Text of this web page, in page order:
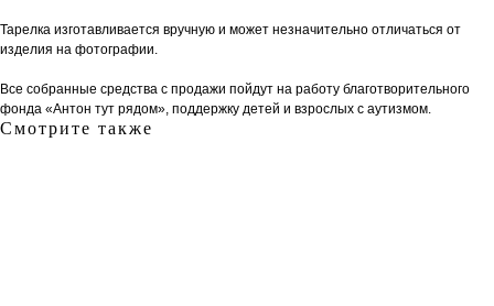
Тарелка изготавливается вручную и может незначительно отличаться от
изделия на фотографии.
Все собранные средства с продажи пойдут на работу благотворительного
фонда «Антон тут рядом», поддержку детей и взрослых с аутизмом.
Смотрите также